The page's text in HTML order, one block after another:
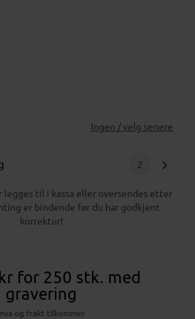
Ingen / velg senere
2
til i kassa eller oversendes etter
er bindende før du har godkjent
korrektur!
for 250 stk. med
gravering
og frakt tilkommer